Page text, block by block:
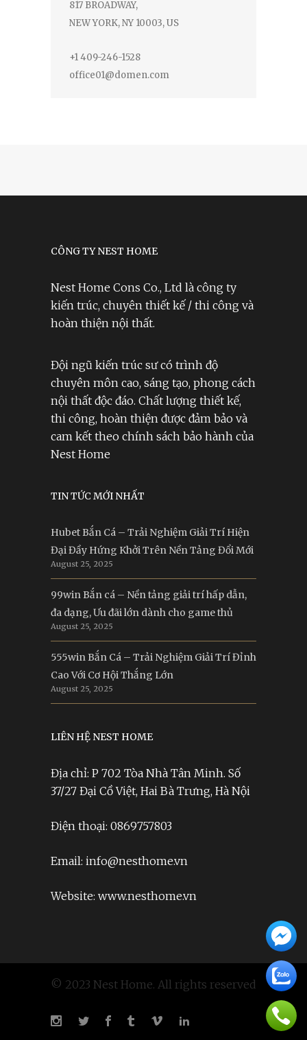
817 BROADWAY,
NEW YORK, NY 10003, US
+1 409-246-1528
office01@domen.com
CÔNG TY NEST HOME
Nest Home Cons Co., Ltd là công ty
kiến trúc, chuyên thiết kế / thi công và
hoàn thiện nội thất.
Đội ngũ kiến trúc sư có trình độ
chuyên môn cao, sáng tạo, phong cách
nội thất độc đáo. Chất lượng thiết kế,
thi công, hoàn thiện được đảm bảo và
cam kết theo chính sách bảo hành của
Nest Home
TIN TỨC MỚI NHẤT
Hubet Bắn Cá – Trải Nghiệm Giải Trí Hiện
Đại Đầy Hứng Khởi Trên Nền Tảng Đổi Mới
August 25, 2025
99win Bắn cá – Nền tảng giải trí hấp dẫn,
đa dạng, Ưu đãi lớn dành cho game thủ
August 25, 2025
555win Bắn Cá – Trải Nghiệm Giải Trí Đỉnh
Cao Với Cơ Hội Thắng Lớn
August 25, 2025
LIÊN HỆ NEST HOME
Địa chỉ: P 702 Tòa Nhà Tân Minh. Số
37/27 Đại Cồ Việt, Hai Bà Trưng, Hà Nội
Điện thoại: 0869757803
Email: info@nesthome.vn
Website: www.nesthome.vn
© 2023 Nest Home. All rights reserved